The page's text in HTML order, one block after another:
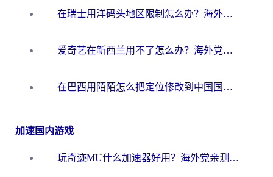
在瑞士用洋码头地区限制怎么办？海外华人必看的回国加速全攻略
爱奇艺在新西兰用不了怎么办？海外党亲测有效的回国加速方案
在巴西用陌陌怎么把定位修改到中国国内？海外党必看的回国加速全攻略
加速国内游戏
玩奇迹MU什么加速器好用？海外党亲测：这款加速器让你告别延迟卡顿！